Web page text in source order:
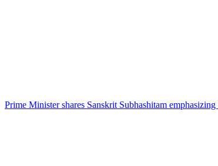
Prime Minister shares Sanskrit Subhashitam